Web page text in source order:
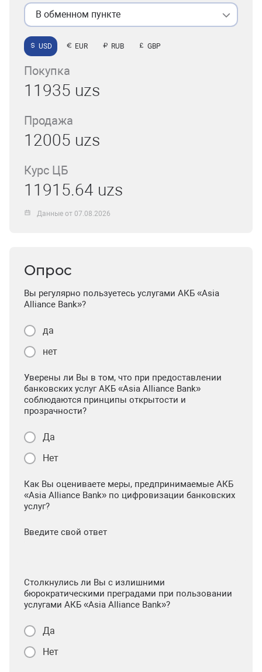
В обменном пункте
USD EUR RUB GBP
Покупка
11935 uzs
Продажа
12005 uzs
Курс ЦБ
11915.64 uzs
Данные от 07.08.2026
Опрос
Вы регулярно пользуетесь услугами АКБ «Asia
Alliance Bank»?
да
нет
Уверены ли Вы в том, что при предоставлении
банковских услуг АКБ «Asia Alliance Bank»
соблюдаются принципы открытости и
прозрачности?
Да
Нет
Как Вы оцениваете меры, предпринимаемые АКБ
«Asia Alliance Bank» по цифровизации банковских
услуг?
Введите свой ответ
Столкнулись ли Вы с излишними
бюрократическими преградами при пользовании
услугами АКБ «Asia Alliance Bank»?
Да
Нет